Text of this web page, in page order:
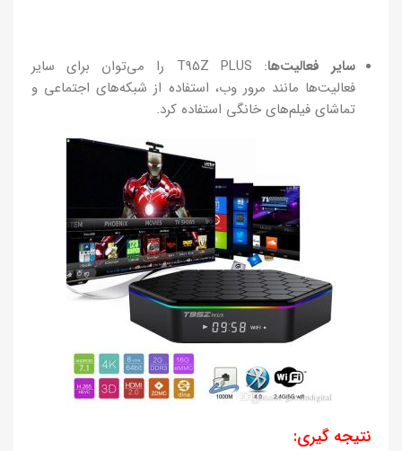
سایر فعالیت‌ها
: T95Z PLUS را می‌توان برای سایر
فعالیت‌ها مانند مرور وب، استفاده از شبکه‌های اجتماعی و
تماشای فیلم‌های خانگی استفاده کرد.
نتیجه گیری: